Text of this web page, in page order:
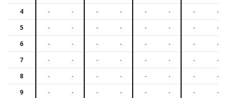
4
- - - - - - -
-
5
- - - - - - -
-
6
- - - - - - -
-
7
- - - - - - -
-
8
- - - - - - -
-
9
- - - - - - -
-